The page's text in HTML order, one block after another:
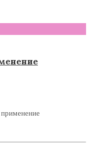
применение